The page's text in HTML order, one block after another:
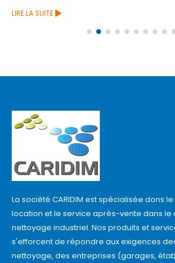
LIRE LA SUITE
La société CARIDIM est spécialisée dons
location et le service après-vente dans le
nettoyage industriel. Nos produits et
s'efforcent de répondre aux exigences
nettoyage, des entreprises (garages,